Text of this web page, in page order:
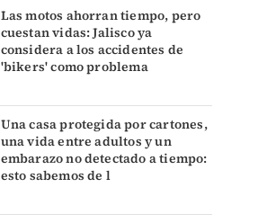
Las motos ahorran tiempo, pero
cuestan vidas: Jalisco ya
considera a los accidentes de
'bikers' como problema
Una casa protegida por cartones,
una vida entre adultos y un
embarazo no detectado a tiempo:
esto sabemos de l